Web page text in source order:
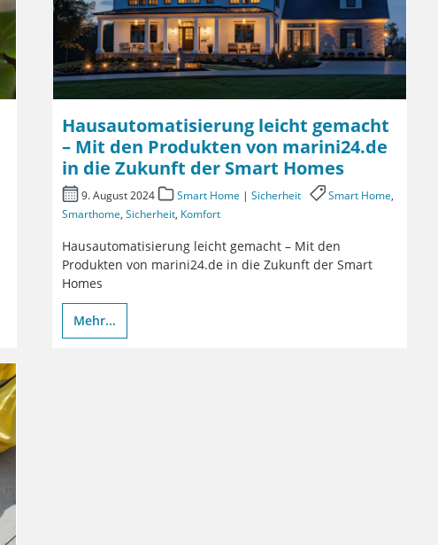
Hausautomatisierung leicht gemacht
– Mit den Produkten von marini24.de
in die Zukunft der Smart Homes
9. August 2024 Smart Home |Sicherheit Smart Home,
Smarthome, Sicherheit, Komfort
Hausautomatisierung leicht gemacht – Mit den
Produkten von marini24.de in die Zukunft der Smart
Homes
Mehr...